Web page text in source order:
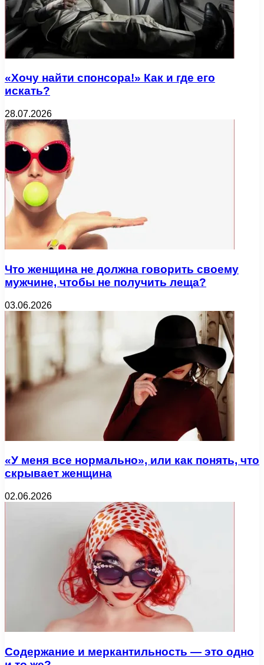
«Хочу найти спонсора!» Как и где его
искать?
28.07.2026
Что женщина не должна говорить своему
мужчине, чтобы не получить леща?
03.06.2026
«У меня все нормально», или как понять, что
скрывает женщина
02.06.2026
Содержание и меркантильность — это одно